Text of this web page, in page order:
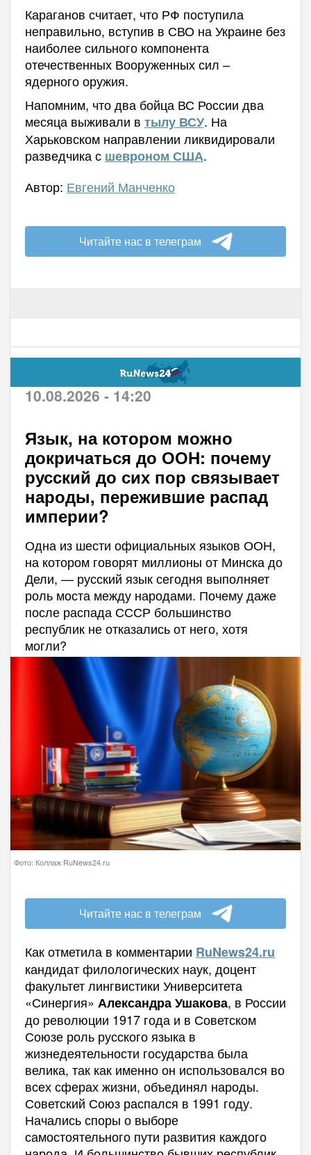
Караганов считает, что РФ поступила
неправильно, вступив в СВО на Украине без
наиболее сильного компонента
отечественных Вооруженных сил –
ядерного оружия.
Напомним, что два бойца ВС России два
месяца выживали в тылу ВСУ. На
Харьковском направлении ликвидировали
разведчика с шевроном США.
Автор: Евгений Манченко
Читайте нас в телеграм
10.08.2026 - 14:20
Язык, на котором можно
докричаться до ООН: почему
русский до сих пор связывает
народы, пережившие распад
империи?
Одна из шести официальных языков ООН,
на котором говорят миллионы от Минска до
Дели, — русский язык сегодня выполняет
роль моста между народами. Почему даже
после распада СССР большинство
республик не отказались от него, хотя
могли?
Фото: Коллаж RuNews24.ru
Читайте нас в телеграм
Как отметила в комментарии RuNews24.ru
кандидат филологических наук, доцент
факультет лингвистики Университета
«Синергия» Александра Ушакова, в России
до революции 1917 года и в Советском
Союзе роль русского языка в
жизнедеятельности государства была
велика, так как именно он использовался во
всех сферах жизни, объединял народы.
Советский Союз распался в 1991 году.
Начались споры о выборе
самостоятельного пути развития каждого